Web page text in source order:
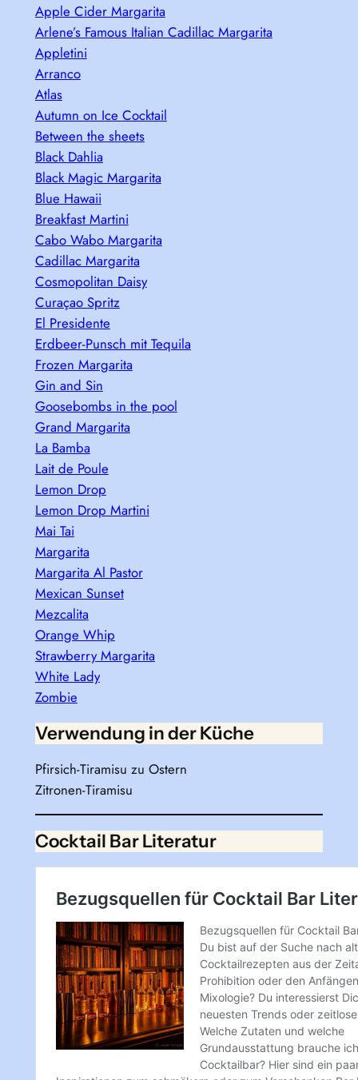
Apple Cider Margarita
Arlene’s Famous Italian Cadillac Margarita
Appletini
Arranco
Atlas
Autumn on Ice Cocktail
Between the sheets
Black Dahlia
Black Magic Margarita
Blue Hawaii
Breakfast Martini
Cabo Wabo Margarita
Cadillac Margarita
Cosmopolitan Daisy
Curaçao Spritz
El Presidente
Erdbeer-Punsch mit Tequila
Frozen Margarita
Gin and Sin
Goosebombs in the pool
Grand Margarita
La Bamba
Lait de Poule
Lemon Drop
Lemon Drop Martini
Mai Tai
Margarita
Margarita Al Pastor
Mexican Sunset
Mezcalita
Orange Whip
Strawberry Margarita
White Lady
Zombie
Verwendung in der Küche
Pfirsich-Tiramisu zu Ostern
Zitronen-Tiramisu
Cocktail Bar Literatur